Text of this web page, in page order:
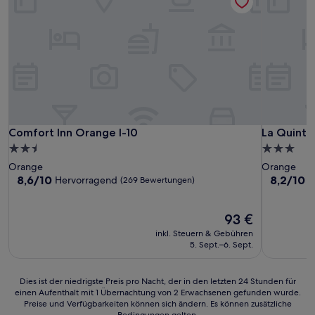
Comfort Inn Orange I-10
Comfort Inn Orange I-10
2.5-
Sterne-
Unterkunft
Orange
8.6
8,6/10 Hervorragend (269 Bewertungen)
Der
Preis
beträgt
93 €
inkl. Steuern & Gebühren
5. Sept.–6. Sept.
La
La Quinta
3.0-
Sterne-
Orange
8.2
8,2/10
Dies
ist
Dies ist der niedrigste Preis pro Nacht, der in den letzten 24 Stunden für
einen Aufenthalt mit 1 Übernachtung von 2 Erwachsenen gefunden wurde.
Preise und Verfügbarkeiten können sich ändern. Es können zusätzliche